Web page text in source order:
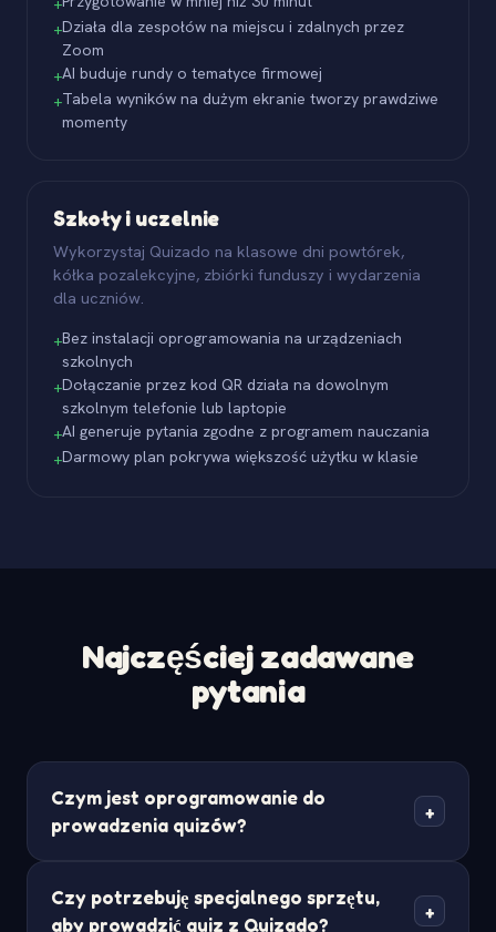
+Działa dla zespołów na miejscu i zdalnych przez
Zoom
+AI buduje rundy o tematyce firmowej
+Tabela wyników na dużym ekranie tworzy prawdziwe
momenty
Szkoły i uczelnie
Wykorzystaj Quizado na klasowe dni powtórek,
kółka pozalekcyjne, zbiórki funduszy i wydarzenia
dla uczniów.
+Bez instalacji oprogramowania na urządzeniach
szkolnych
+Dołączanie przez kod QR działa na dowolnym
szkolnym telefonie lub laptopie
+AI generuje pytania zgodne z programem nauczania
+Darmowy plan pokrywa większość użytku w klasie
Najczęściej zadawane
pytania
Czym jest oprogramowanie do
prowadzenia quizów?
+
platforma, która pomaga Ci prowadzić wydarzenia
Czy potrzebuję specjalnego sprzętu,
aby prowadzić quiz z Quizado?
+